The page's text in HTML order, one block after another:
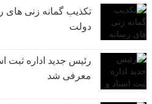
تکذیب گمانه زنی های
دولت
رئیس جدید اداره ثبت
معرفی شد